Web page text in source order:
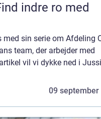
indre ro med
sin serie om Afdeling
team, der arbejder med
vil vi dykke ned i Jussi
09 september